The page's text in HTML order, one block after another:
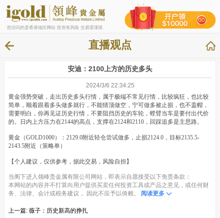
您访问的是香港地区网站 投资有风险 交易需谨慎
直播观点
安迪：2100上方的历史多头
2024/3/6 22:34:25
黄金强势突破，走出历史多头行情，属于极端不常见行情，比较疯狂，也比较
简单，顺着跟着多头做多就行，不能猜顶做空，宁可做多被止损，也不盖帽，
需要明白，你再见证历史行情，不要阻挡历史的车轮，螳臂当车是要付出代价
的。日内上方压力在2144的高点，支撑在2124和2110，回踩追多是主思路。
黄金（GOLD1000）：2129.0附近轻仓尝试做多，止损2124.0，目标2135.5-
2143.5附近（策略单）
【个人建议，仅供参考，据此交易，风险自担】
当阁下进入领峰贵金属有限公司网站，即表示自愿接受以下免责条款：
本网站的内容并不打算向用户提供买卖任何投资工具或产品之意见，或任何财
务、法律、会计或税务建议， 因此不应予以倚赖。
阅读更多
上一篇: 薇子：历史新高的挣扎